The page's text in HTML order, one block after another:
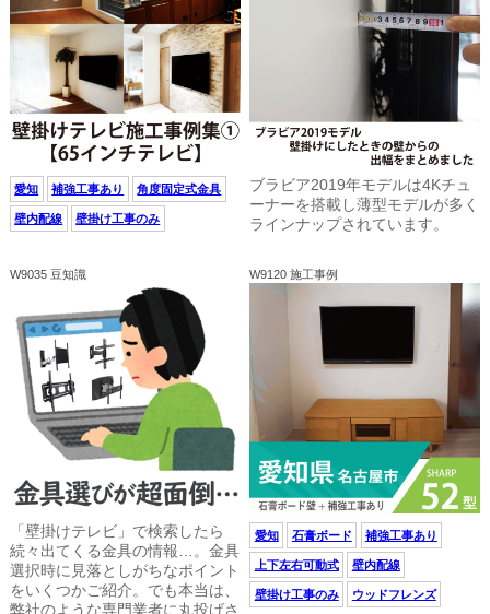
愛知 補強工事あり 角度固定式金具
壁内配線 壁掛け工事のみ
ブラビア2019年モデルは4Kチュ
ーナーを搭載し薄型モデルが多く
ラインナップされています。
W9035 豆知識
「壁掛けテレビ」で検索したら
続々出てくる金具の情報…。金具
選択時に見落としがちなポイント
をいくつかご紹介。でも本当は、
弊社のような専門業者に丸投げさ
W9120 施工事例
愛知 石膏ボード 補強工事あり
上下左右可動式 壁内配線
壁掛け工事のみ ウッドフレンズ